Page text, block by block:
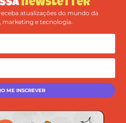
newsletter
atualizações do mundo da
marketing e tecnologia.